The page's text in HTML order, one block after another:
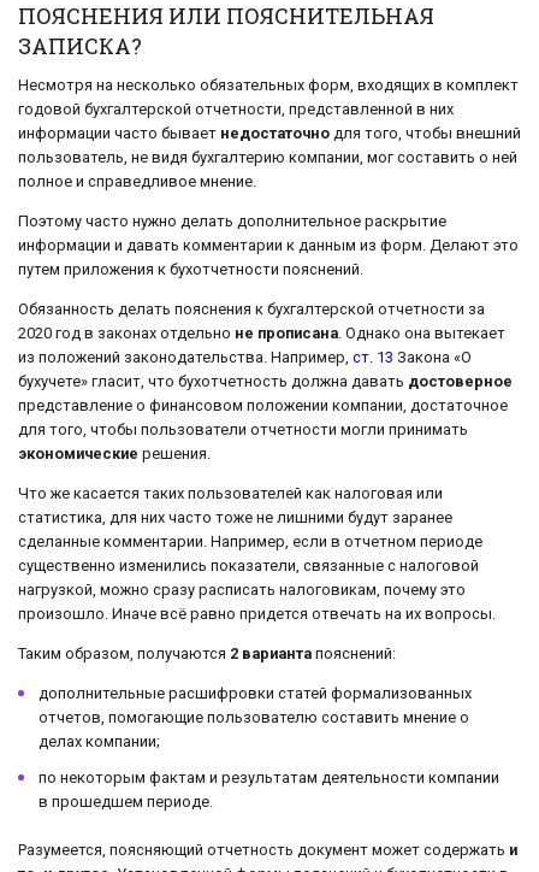
ПОЯСНЕНИЯ ИЛИ ПОЯСНИТЕЛЬНАЯ
ЗАПИСКА?
Несмотря на несколько обязательных форм, входящих в комплект
годовой бухгалтерской отчетности, представленной в них
информации часто бывает недостаточно для того, чтобы внешний
пользователь, не видя бухгалтерию компании, мог составить о ней
полное и справедливое мнение.
Поэтому часто нужно делать дополнительное раскрытие
информации и давать комментарии к данным из форм. Делают это
путем приложения к бухотчетности пояснений.
Обязанность делать пояснения к бухгалтерской отчетности за
2020 год в законах отдельно не прописана. Однако она вытекает
из положений законодательства. Например, ст. 13 Закона «О
бухучете» гласит, что бухотчетность должна давать достоверное
представление о финансовом положении компании, достаточное
для того, чтобы пользователи отчетности могли принимать
экономические решения.
Что же касается таких пользователей как налоговая или
статистика, для них часто тоже не лишними будут заранее
сделанные комментарии. Например, если в отчетном периоде
существенно изменились показатели, связанные с налоговой
нагрузкой, можно сразу расписать налоговикам, почему это
произошло. Иначе всё равно придется отвечать на их вопросы.
Таким образом, получаются 2 варианта пояснений:
дополнительные расшифровки статей формализованных
отчетов, помогающие пользователю составить мнение о
делах компании;
по некоторым фактам и результатам деятельности компании
в прошедшем периоде.
Разумеется, поясняющий отчетность документ может содержать и